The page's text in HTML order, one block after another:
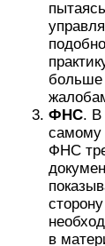
больше
ФНС. В
самому
ФНС
в